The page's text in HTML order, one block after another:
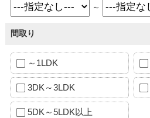
～
間取り
～1LDK
3DK～3LDK
5DK～5LDK以上